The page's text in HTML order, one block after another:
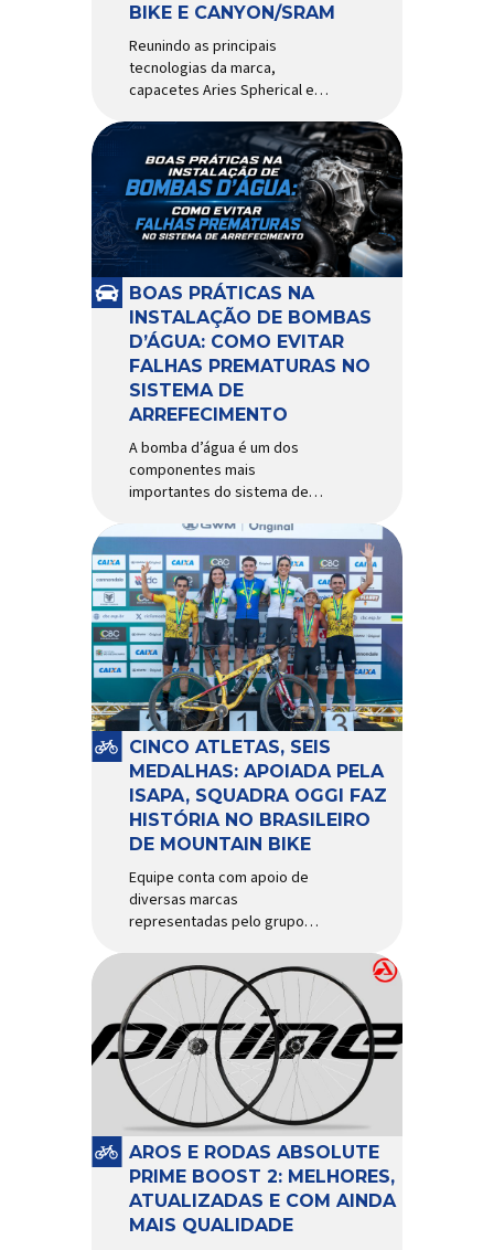
BIKE E CANYON/SRAM
Reunindo as principais
tecnologias da marca,
capacetes Aries Spherical e
ao país com a pintura oficial
utilizada por equipes do World
Tour Patrocinadora de algumas
das principais equipes de
ciclismo do mundo, a Giro é
uma das marcas de capacetes
e acessórios para ciclismo
mais reconhecida no Brasil.
Importada e distribuída […]
BOAS PRÁTICAS NA
INSTALAÇÃO DE BOMBAS
D’ÁGUA: COMO EVITAR
FALHAS PREMATURAS NO
SISTEMA DE
ARREFECIMENTO
A bomba d’água é um dos
componentes mais
importantes do sistema de
garantir a circulação contínua
do líquido de arrefecimento
entre motor, radiador e demais
componentes do sistema,
controlando a temperatura de
operação e evitando
superaquecimentos. Por
trabalhar constantemente
enquanto o motor está em
funcionamento, a bomba
d’água exige não apenas […]
CINCO ATLETAS, SEIS
MEDALHAS: APOIADA PELA
ISAPA, SQUADRA OGGI FAZ
HISTÓRIA NO BRASILEIRO
DE MOUNTAIN BIKE
Equipe conta com apoio de
diversas marcas
representadas pelo grupo
Finish Lline, Park Tool, Protaper
e Zéfal Histórico. Assim pode
ser definida a participação da
Squadra Oggi no Campeonato
Brasileiro de Mountain Bike
2026, realizado em São José
dos Campos-SP entre os dias
23 e 26 de julho. Com cinco […]
AROS E RODAS ABSOLUTE
PRIME BOOST 2: MELHORES,
ATUALIZADAS E COM AINDA
MAIS QUALIDADE